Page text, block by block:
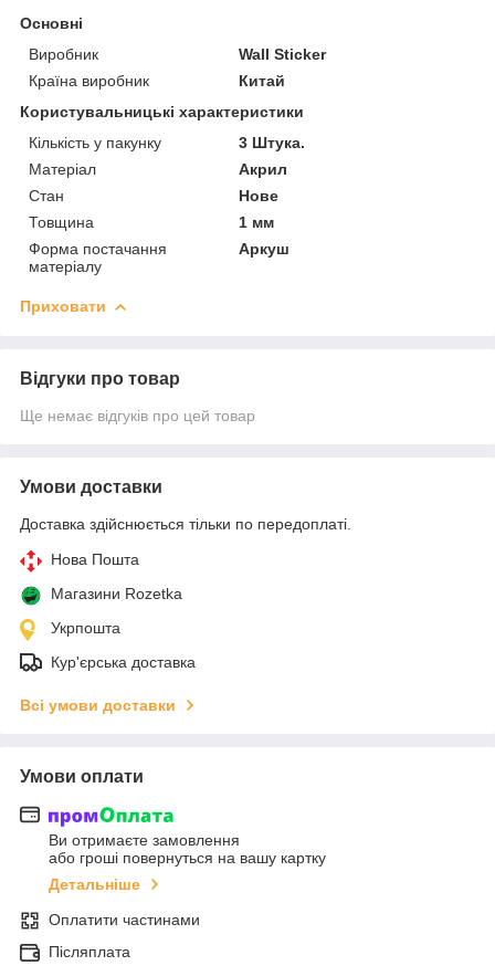
Основні
Виробник
Wall Sticker
Країна виробник
Китай
Користувальницькі характеристики
Кількість у пакунку
3 Штука.
Матеріал
Акрил
Стан
Нове
Товщина
1 мм
Форма постачання
матеріалу
Аркуш
Приховати
Відгуки про товар
Ще немає відгуків про цей товар
Умови доставки
Доставка здійснюється тільки по передоплаті.
Нова Пошта
Магазини Rozetka
Укрпошта
Кур'єрська доставка
Всі умови доставки
Умови оплати
Ви отримаєте замовлення
або гроші повернуться на вашу картку
Детальніше
Оплатити частинами
Післяплата